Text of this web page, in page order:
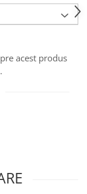
acest produs